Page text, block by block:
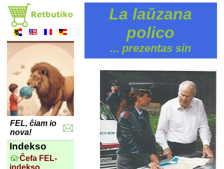
FEL, ĉiam io
nova!
Indekso
Ĉefa FEL-
La laŭzana
polico
... prezentas sin